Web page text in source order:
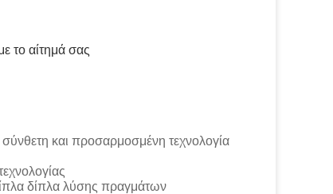
το αίτημά σας
προσαρμοσμένη τεχνολογία
δίπλα λύσης πραγμάτων